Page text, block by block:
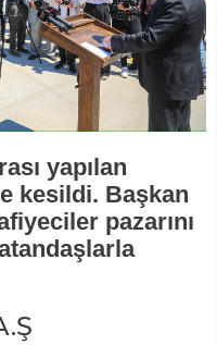
yapılan
kesildi. Başkan
pazarını